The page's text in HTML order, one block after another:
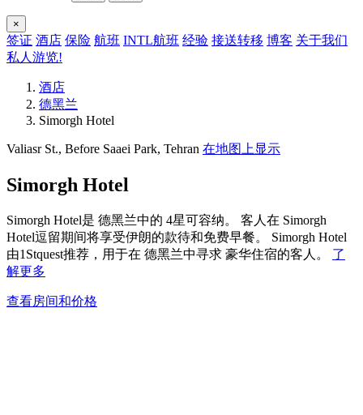
×
签证 酒店 保险 航班 INTL航班 经验 接送转移 博客 关于我们
私人游览!
酒店
德黑兰
Simorgh Hotel
Valiasr St., Before Saaei Park, Tehran 在地图上显示
Simorgh Hotel
Simorgh Hotel是 德黑兰中的 4星可容纳。 客人在 Simorgh
Hotel逗留期间将享受伊朗的款待和免费早餐。 Simorgh Hotel
由1Stquest推荐，用于在 德黑兰中寻求 豪华住宿的客人。 了
解更多
查看房间和价格